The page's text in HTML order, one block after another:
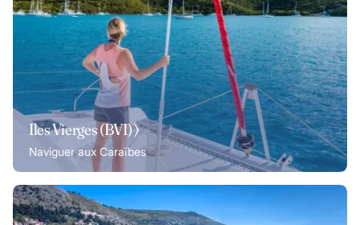
Iles Vierges (BVI) ⟩
Naviguer aux Caraïbes